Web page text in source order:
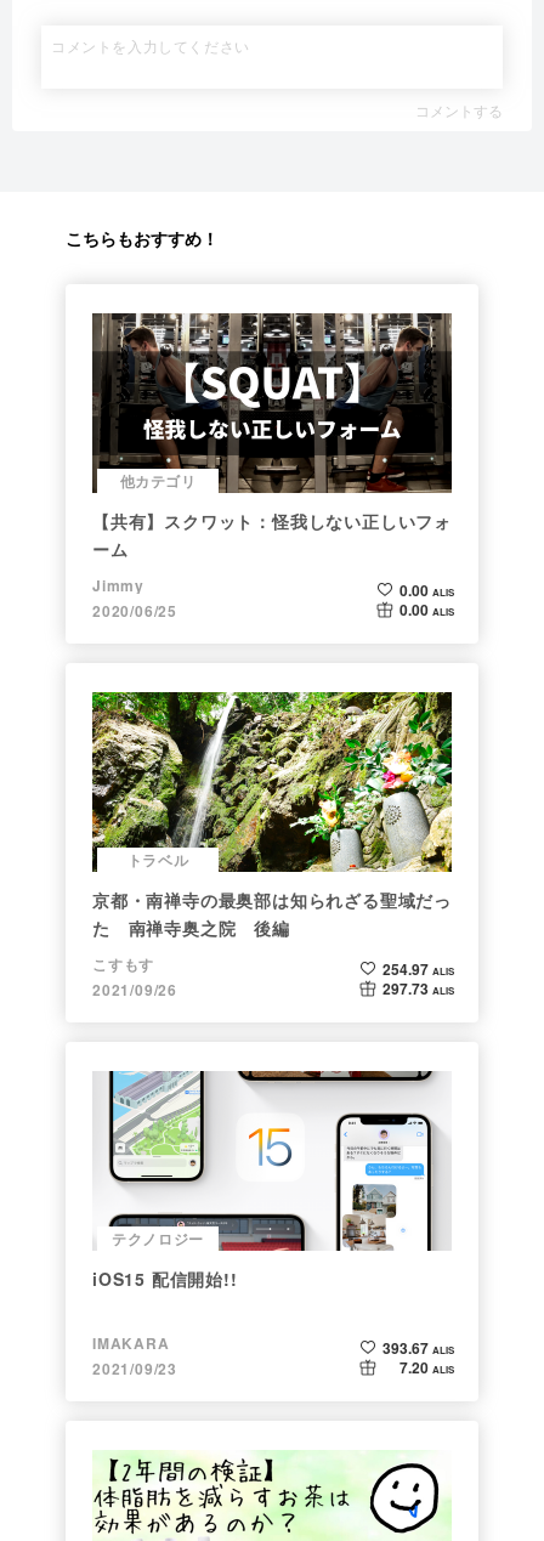
コメントする
こちらもおすすめ！
他カテゴリ
【共有】スクワット：怪我しない正しいフォ
ーム
Jimmy
2020/06/25
0.00 ALIS
0.00 ALIS
トラベル
京都・南禅寺の最奥部は知られざる聖域だっ
た 南禅寺奥之院 後編
こすもす
2021/09/26
254.97 ALIS
297.73 ALIS
テクノロジー
iOS15 配信開始!!
IMAKARA
2021/09/23
393.67 ALIS
7.20 ALIS